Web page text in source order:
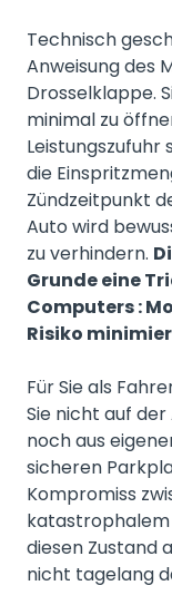
Technisch
Anweisung des
Drosselklappe.
minimal zu
Leistungszufuhr
die
Zündzeitpunkt
Auto wird
zu verhindern.
Grunde eine
Computers :
Risiko
Für Sie als
Sie nicht auf
noch aus
sicheren
Kompromiss
katastrophalem
diesen Zustand
nicht tagelang